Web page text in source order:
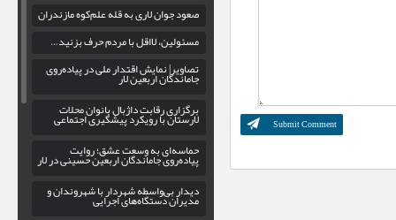
صعود جوان لاری به قله علم‌کوه مازندران
مسئولین، لااقل با مردم حرف بزنید…
تصاویر| نمایش اقتدار ملی در پیاده‌روی
جاماندگان اربعین لار
برگزاری رقابت داژبال بانوان محلات
لارستان با رویکرد پیشگیری اجتماعی
حماسه‌ای به وسعت عشق؛ روایت
پیاده‌روی جاماندگان اربعین حسینی در لار
دیدار بی‌واسطه شهردار با شهروندان و
مدیران دستگاه‌های اجرایی